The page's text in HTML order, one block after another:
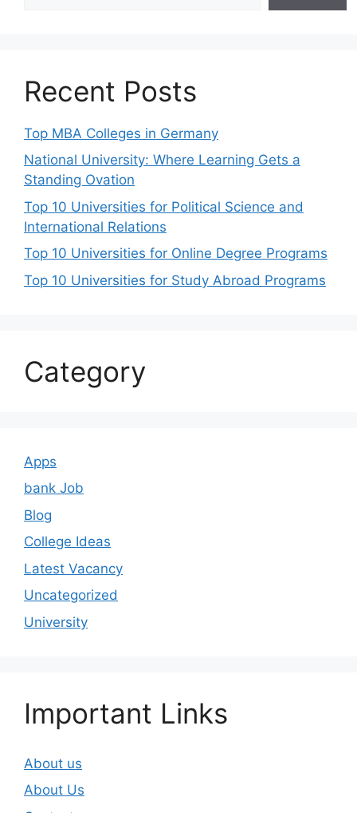
Recent Posts
Top MBA Colleges in Germany
National University: Where Learning Gets a
Standing Ovation
Top 10 Universities for Political Science and
International Relations
Top 10 Universities for Online Degree Programs
Top 10 Universities for Study Abroad Programs
Category
Apps
bank Job
Blog
College Ideas
Latest Vacancy
Uncategorized
University
Important Links
About us
About Us